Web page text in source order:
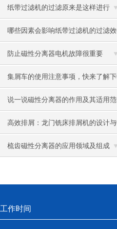
真的很全！
纸带过滤机的过滤原来是这样进行
的！
哪些因素会影响纸带过滤机的过滤效
果？
防止磁性分离器电机故障很重要
集屑车的使用注意事项，快来了解下
说一说磁性分离器的作用及其适用范
围
高效排屑：龙门铣床排屑机的设计与
优化
梳齿磁性分离器的应用领域及组成
工作时间